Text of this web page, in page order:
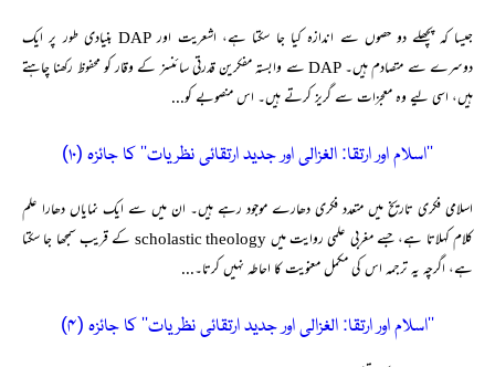
جیسا کہ پچھلے دو حصوں سے اندازہ کیا جا سکتا ہے، اشعریت اور DAP بنیادی طور پر ایک
دوسرے سے متصادم ہیں۔ DAP سے وابستہ مفکرین قدرتی سائنسز کے وقار کو محفوظ رکھنا چاہتے
ہیں، اسی لیے وہ معجزات سے گریز کرتے ہیں۔ اس منصوبے کو...
’’اسلام اور ارتقا: الغزالی اور جدید ارتقائی نظریات‘‘ کا جائزہ (۱۰)
اسلامی فکری تاریخ میں متعدد فکری دھارے موجود رہے ہیں۔ ان میں سے ایک نمایاں دھارا علم
کلام کہلاتا ہے، جسے مغربی علمی روایت میں scholastic theology کے قریب سمجھا جا سکتا
ہے، اگرچہ یہ ترجمہ اس کی مکمل معنویت کا احاطہ نہیں کرتا۔...
’’اسلام اور ارتقا: الغزالی اور جدید ارتقائی نظریات‘‘ کا جائزہ (۴)